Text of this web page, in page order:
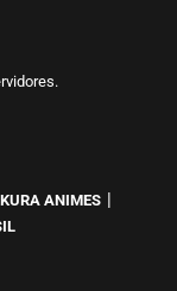
ANIMES